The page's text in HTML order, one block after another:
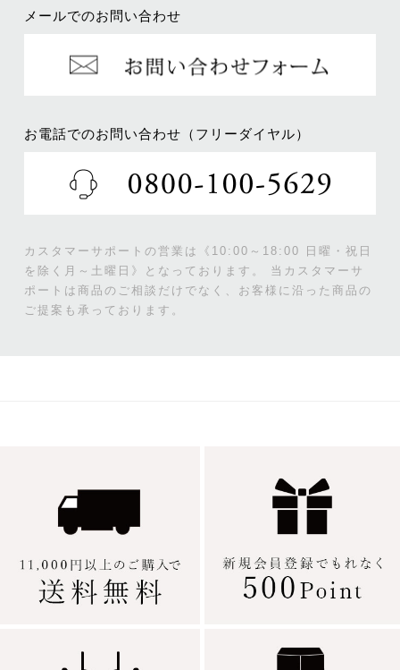
メールでのお問い合わせ
お電話でのお問い合わせ（フリーダイヤル）
カスタマーサポートの営業は《10:00～18:00 日曜・祝日
を除く月～土曜日》となっております。
当カスタマーサ
ポートは商品のご相談だけでなく、お客様に沿った商品の
ご提案も承っております。